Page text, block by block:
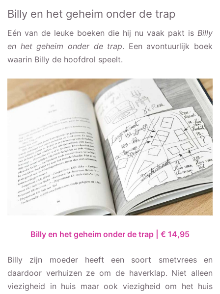
Billy en het geheim onder de trap
Eén van de leuke boeken die hij nu vaak pakt is Billy
en het geheim onder de trap. Een avontuurlijk boek
waarin Billy de hoofdrol speelt.
Billy en het geheim onder de trap | € 14,95
Billy zijn moeder heeft een soort smetvrees en
daardoor verhuizen ze om de haverklap. Niet alleen
viezigheid in huis maar ook viezigheid om het huis